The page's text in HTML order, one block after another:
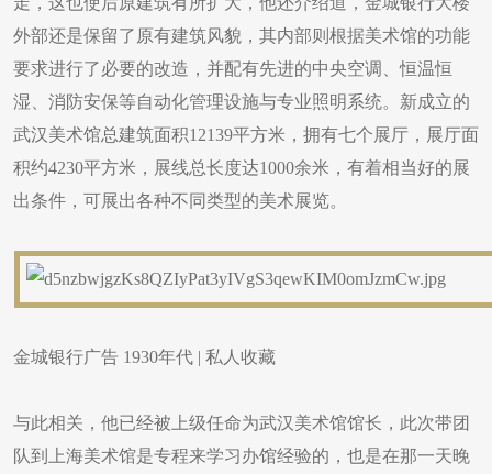
外部还是保留了原有建筑风貌，其内部则根据美术馆的功能
要求进行了必要的改造，并配有先进的中央空调、恒温恒
湿、消防安保等自动化管理设施与专业照明系统。新成立的
武汉美术馆总建筑面积12139平方米，拥有七个展厅，展厅面
积约4230平方米，展线总长度达1000余米，有着相当好的展
出条件，可展出各种不同类型的美术展览。
金城银行广告 1930年代 | 私人收藏
与此相关，他已经被上级任命为武汉美术馆馆长，此次带团
队到上海美术馆是专程来学习办馆经验的，也是在那一天晚